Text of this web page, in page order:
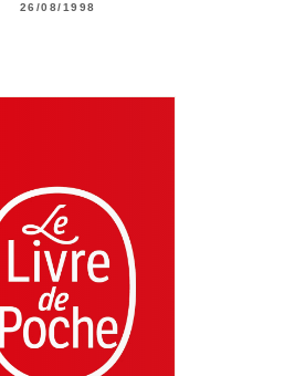
26/08/1998